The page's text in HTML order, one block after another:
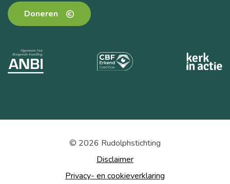
Doneren
© 2026 Rudolphstichting
Disclaimer
Privacy- en cookieverklaring